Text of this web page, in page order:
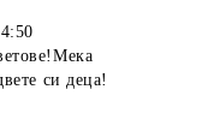
си деца!